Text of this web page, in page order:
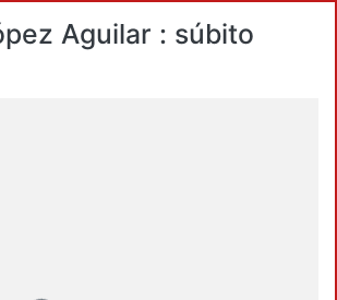
Aguilar : súbito